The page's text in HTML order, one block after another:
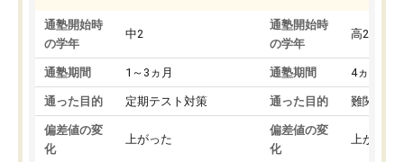
通塾開始時
の学年
中2
通塾期間 1～3ヵ月
通った目的 定期テスト対策
偏差値の変
化
上がった
通塾開始時
の学年
高2
通塾期間 4ヵ月～1
通った目的 難関私立
偏差値の変
化
上がった